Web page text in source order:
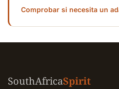
Comprobar si necesita un
SouthAfricaSpirit